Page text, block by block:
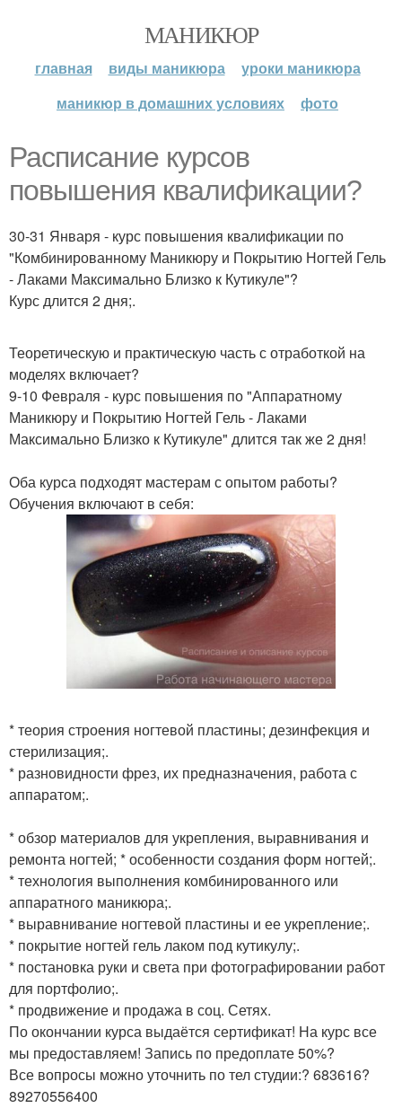
МАНИКЮР
главная виды маникюра
уроки маникюра
маникюр в домашних условиях
фото
Расписание курсов
повышения квалификации?
30-31 Января - курс повышения квалификации по
"Комбинированному Маникюру и Покрытию Ногтей Гель
- Лаками Максимально Близко к Кутикуле"?
Курс длится 2 дня;.
Теоретическую и практическую часть с отработкой на
моделях включает?
9-10 Февраля - курс повышения по "Аппаратному
Маникюру и Покрытию Ногтей Гель - Лаками
Максимально Близко к Кутикуле" длится так же 2 дня!
Оба курса подходят мастерам с опытом работы?
Обучения включают в себя:
* теория строения ногтевой пластины; дезинфекция и
стерилизация;.
* разновидности фрез, их предназначения, работа с
аппаратом;.
* обзор материалов для укрепления, выравнивания и
ремонта ногтей; * особенности создания форм ногтей;.
* технология выполнения комбинированного или
аппаратного маникюра;.
* выравнивание ногтевой пластины и ее укрепление;.
* покрытие ногтей гель лаком под кутикулу;.
* постановка руки и света при фотографировании работ
для портфолио;.
* продвижение и продажа в соц. Сетях.
По окончании курса выдаётся сертификат! На курс все
мы предоставляем! Запись по предоплате 50%?
Все вопросы можно уточнить по тел студии:? 683616?
89270556400